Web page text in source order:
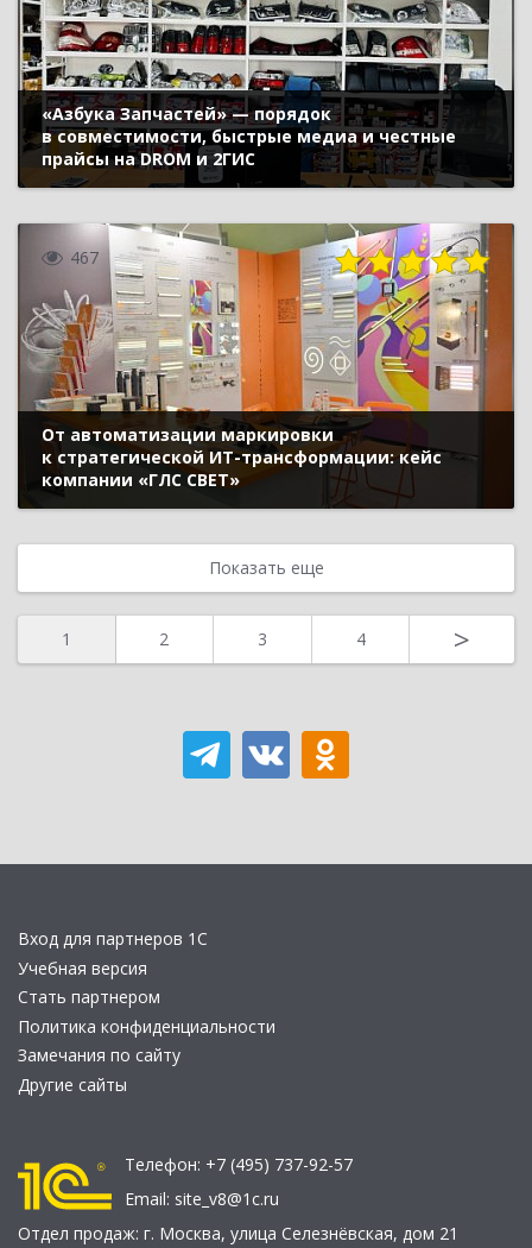
«Азбука Запчастей» — порядок
в совместимости, быстрые медиа и честные
прайсы на DROM и 2ГИС
467
От автоматизации маркировки
к стратегической ИТ-трансформации: кейс
компании «ГЛС СВЕТ»
Показать еще
1 2 3 4 >
Вход для партнеров 1С
Учебная версия
Стать партнером
Политика конфиденциальности
Замечания по сайту
Другие сайты
Телефон: +7 (495) 737-92-57
Email: site_v8@1c.ru
Отдел продаж: г. Москва, улица Селезнёвская, дом 21